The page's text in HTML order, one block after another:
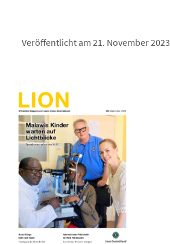
Veröffentlicht am 21. November 2023